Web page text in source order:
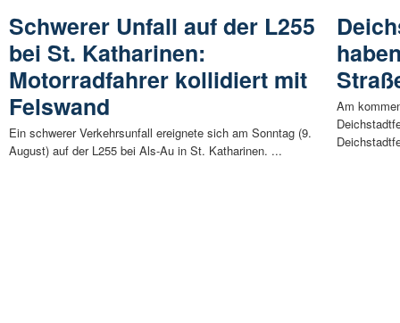
Schwerer Unfall auf der L255
bei St. Katharinen:
Motorradfahrer kollidiert mit
Felswand
Ein schwerer Verkehrsunfall ereignete sich am Sonntag (9.
August) auf der L255 bei Als-Au in St. Katharinen. ...
Am